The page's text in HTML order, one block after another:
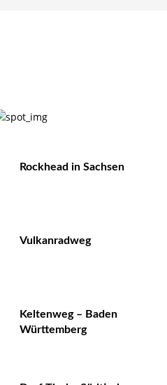
Rockhead in Sachsen
Vulkanradweg
Keltenweg – Baden
Württemberg